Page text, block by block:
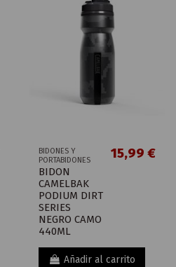
BIDONES Y
PORTABIDONES
BIDON
CAMELBAK
PODIUM DIRT
SERIES
NEGRO CAMO
440ML
15,99 €
Añadir al carrito